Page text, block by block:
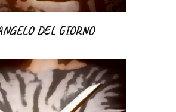
DEL GIORNO